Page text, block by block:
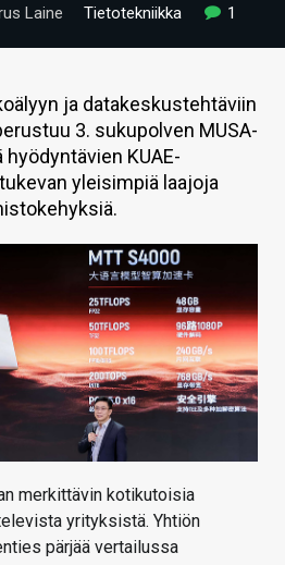
Laine Tietotekniikka 1
ja datakeskustehtäviin
3. sukupolven MUSA-
KUAE-
yleisimpiä laajoja
merkittävin kotikutoisia
yrityksistä. Yhtiön
pärjää vertailussa